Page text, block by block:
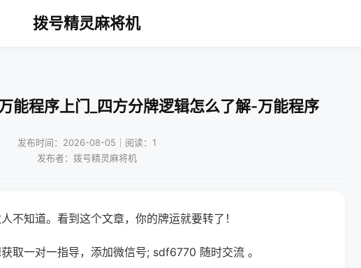
拨号精灵麻将机
能程序上门_四方分牌逻辑怎么了解-万能程序
发布时间：2026-08-05｜阅读：1
发布者：拨号精灵麻将机
不知道。看到这个文章，你的牌运就要转了！
取一对一指导，添加微信号; sdf6770 随时交流 。